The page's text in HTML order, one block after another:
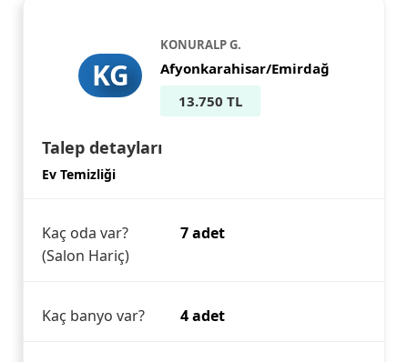
KG
KONURALP G.
Afyonkarahisar/Emirdağ
13.750 TL
Talep detayları
Ev Temizliği
Kaç oda var?
(Salon Hariç)
7 adet
Kaç banyo var? 4 adet